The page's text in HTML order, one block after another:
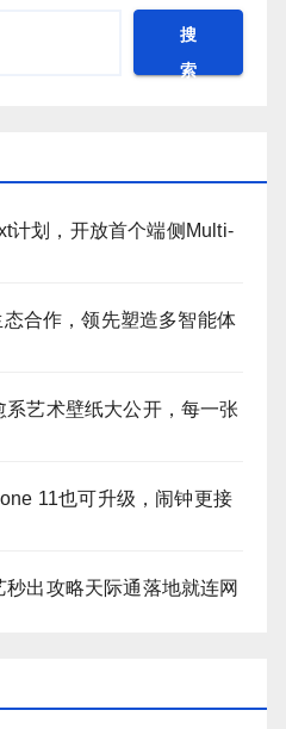
搜
索
计划，开放首个端侧Multi-
合作，领先塑造多智能体
艺术壁纸大公开，每一张
11也可升级，闹钟更接
出攻略天际通落地就连网